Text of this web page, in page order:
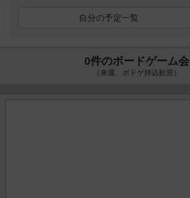
自分の予定一覧
0件のボードゲーム会
（来週、ボドゲ持込歓迎）